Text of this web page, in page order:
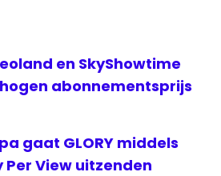
en SkyShowtime
abonnementsprijs
gaat GLORY middels
Per View uitzenden